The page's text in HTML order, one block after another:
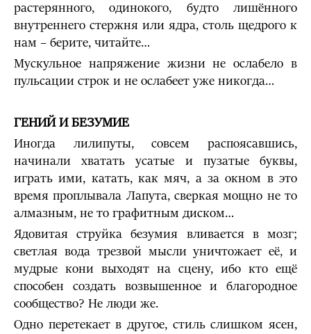
растерянного, одинокого, будто лишённого
внутреннего стержня или ядра, столь щедрого к
нам – берите, читайте…
Мускульное напряжение жизни не ослабело в
пульсации строк и не ослабеет уже никогда…
ГЕНИЙ И БЕЗУМИЕ
Иногда лилипуты, совсем распоясавшись,
начинали хватать усатые и пузатые буквы,
играть ими, катать, как мяч, а за окном в это
время проплывала Лапута, сверкая мощно не то
алмазным, не то графитным диском…
Ядовитая струйка безумия вливается в мозг;
светлая вода трезвой мысли уничтожает её, и
мудрые кони выходят на сцену, ибо кто ещё
способен создать возвышенное и благородное
сообщество? Не люди же.
Одно перетекает в другое, стиль слишком ясен,